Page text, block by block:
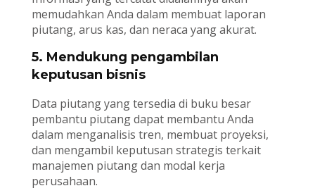
memudahkan Anda dalam membuat laporan
piutang, arus kas, dan neraca yang akurat.
5. Mendukung pengambilan
keputusan bisnis
Data piutang yang tersedia di buku besar
pembantu piutang dapat membantu Anda
dalam menganalisis tren, membuat proyeksi,
dan mengambil keputusan strategis terkait
manajemen piutang dan modal kerja
perusahaan.